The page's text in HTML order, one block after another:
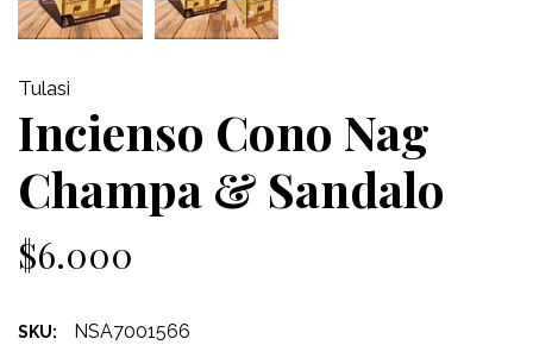
Tulasi
Incienso Cono Nag
Champa & Sandalo
$6.000
SKU: NSA7001566